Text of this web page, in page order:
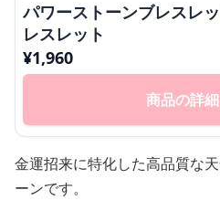
パワーストーンブレスレ
レスレット
¥1,960
商品の詳
金運招来に特化した高品質な
ーンです。